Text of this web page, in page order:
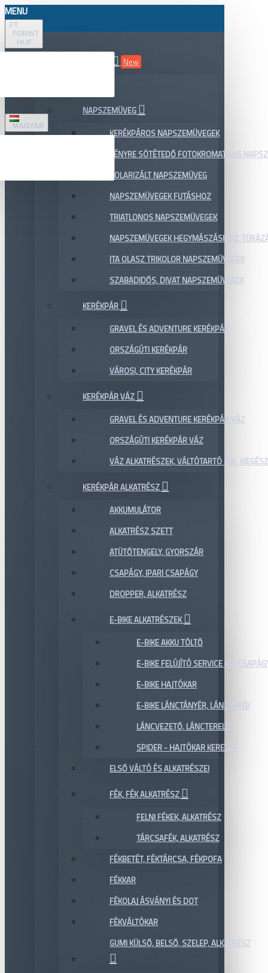
MENU
FT
FORINT
HUF
MAGYAR
New
NAPSZEMÜVEG
KERÉKPÁROS NAPSZEMÜVEGEK
FÉNYRE SÖTÉTEDŐ FOTOKROMATIKUS
POLARIZÁLT NAPSZEMÜVEG
NAPSZEMÜVEGEK FUTÁSHOZ
TRIATLONOS NAPSZEMÜVEGEK
NAPSZEMÜVEGEK HEGYMÁSZÁSHOZ,
ITA OLASZ TRIKOLOR NAPSZEMÜVEGEK
SZABADIDŐS, DIVAT NAPSZEMÜVEGEK
KERÉKPÁR
GRAVEL ÉS ADVENTURE KERÉKPÁR
ORSZÁGÚTI KERÉKPÁR
VÁROSI, CITY KERÉKPÁR
KERÉKPÁR VÁZ
GRAVEL ÉS ADVENTURE KERÉKPÁR VÁZ
ORSZÁGÚTI KERÉKPÁR VÁZ
VÁZ ALKATRÉSZEK, VÁLTÓTARTÓ FÜL,
KERÉKPÁR ALKATRÉSZ
AKKUMULÁTOR
ALKATRÉSZ SZETT
ATÜTŐTENGELY, GYORSZÁR
CSAPÁGY, IPARI CSAPÁGY
DROPPER, ALKATRÉSZ
E-BIKE ALKATRÉSZEK
E-BIKE AKKU TÖLTŐ
E-BIKE FELÚJÍTÓ SERVICE KIT,
E-BIKE HAJTÓKAR
E-BIKE LÁNCTÁNYÉR, LÁNCKERÉK
LÁNCVEZETŐ, LÁNCTERELŐ
SPIDER - HAJTÓKAR KERESZT
ELSŐ VÁLTÓ ÉS ALKATRÉSZEI
FÉK, FÉK ALKATRÉSZ
FELNI FÉKEK, ALKATRÉSZ
TÁRCSAFÉK, ALKATRÉSZ
FÉKBETÉT, FÉKTÁRCSA, FÉKPOFA
FÉKKAR
FÉKOLAJ ÁSVÁNYI ÉS DOT
FÉKVÁLTÓKAR
GUMI KÜLSŐ, BELSŐ, SZELEP, ALKATRÉSZ